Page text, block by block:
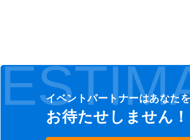
イベントパートナーはあなたを
お待たせしません！